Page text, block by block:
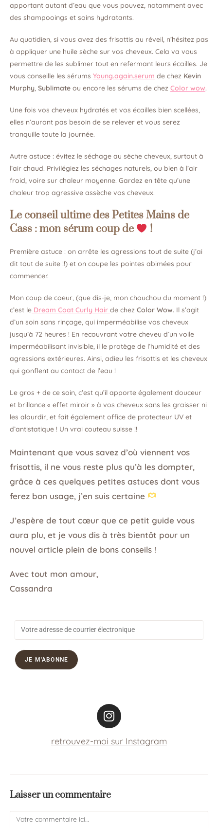
apportant autant d’eau que vous pouvez, notamment avec
des shampooings et soins hydratants.
Au quotidien, si vous avez des frisottis au réveil, n’hésitez pas
à appliquer une huile sèche sur vos cheveux. Cela va vous
permettre de les sublimer tout en refermant leurs écailles. Je
vous conseille les sérums Young.again.serum de chez Kevin
Murphy, Sublimate ou encore les sérums de chez Color wow.
Une fois vos cheveux hydratés et vos écailles bien scellées,
elles n’auront pas besoin de se relever et vous serez
tranquille toute la journée.
Autre astuce : évitez le séchage au sèche cheveux, surtout à
l’air chaud. Privilégiez les séchages naturels, ou bien à l’air
froid, voire sur chaleur moyenne. Gardez en tête qu’une
chaleur trop agressive assèche vos cheveux.
Le conseil ultime des Petites Mains de
Cass : mon sérum coup de
!
Première astuce : on arrête les agressions tout de suite (j’ai
dit tout de suite !!) et on coupe les pointes abimées pour
commencer.
Mon coup de coeur, (que dis-je, mon chouchou du moment !)
c’est le Dream Coat Curly Hair de chez Color Wow. Il s’agit
d’un soin sans rinçage, qui imperméabilise vos cheveux
jusqu’à 72 heures ! En recouvrant votre cheveu d’un voile
imperméabilisant invisible, il le protège de l’humidité et des
agressions extérieures. Ainsi, adieu les frisottis et les cheveux
qui gonflent au contact de l’eau !
Le gros + de ce soin, c’est qu’il apporte également douceur
et brillance « effet miroir » à vos cheveux sans les graisser ni
les alourdir, et fait également office de protecteur UV et
d’antistatique ! Un vrai couteau suisse !!
Maintenant que vous savez d’où viennent vos
frisottis, il ne vous reste plus qu’à les dompter,
grâce à ces quelques petites astuces dont vous
ferez bon usage, j’en suis certaine
J’espère de tout cœur que ce petit guide vous
aura plu, et je vous dis à très bientôt pour un
nouvel article plein de bons conseils !
Avec tout mon amour,
Cassandra
retrouvez-moi sur Instagram
Laisser un commentaire